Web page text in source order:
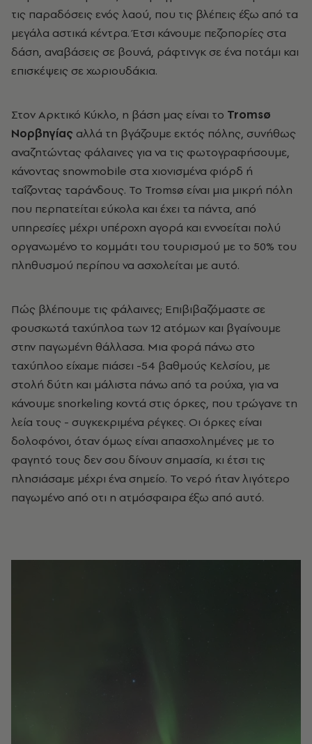
τις παραδόσεις ενός λαού, που τις βλέπεις έξω από τα
μεγάλα αστικά κέντρα. Έτσι κάνουμε πεζοπορίες στα
δάση, αναβάσεις σε βουνά, ράφτινγκ σε ένα ποτάμι και
επισκέψεις σε χωριουδάκια.
Στον Αρκτικό Κύκλο, η βάση μας είναι το Tromsø
Νορβηγίας αλλά τη βγάζουμε εκτός πόλης, συνήθως
αναζητώντας φάλαινες για να τις φωτογραφήσουμε,
κάνοντας snowmobile στα χιονισμένα φιόρδ ή
ταΐζοντας ταράνδους. Το Tromsø είναι μια μικρή πόλη
που περπατείται εύκολα και έχει τα πάντα, από
υπηρεσίες μέχρι υπέροχη αγορά και εννοείται πολύ
οργανωμένο το κομμάτι του τουρισμού με το 50% του
πληθυσμού περίπου να ασχολείται με αυτό.
Πώς βλέπουμε τις φάλαινες; Eπιβιβαζόμαστε σε
φουσκωτά ταχύπλοα των 12 ατόμων και βγαίνουμε
στην παγωμένη θάλλασα. Μια φορά πάνω στο
ταχύπλοο είχαμε πιάσει -54 βαθμούς Κελσίου, με
στολή δύτη και μάλιστα πάνω από τα ρούχα, για να
κάνουμε snorkeling κοντά στις όρκες, που τρώγανε τη
λεία τους - συγκεκριμένα ρέγκες. Οι όρκες είναι
δολοφόνοι, όταν όμως είναι απασχολημένες με το
φαγητό τους δεν σου δίνουν σημασία, κι έτσι τις
πλησιάσαμε μέχρι ένα σημείο. Το νερό ήταν λιγότερο
παγωμένο από οτι η ατμόσφαιρα έξω από αυτό.